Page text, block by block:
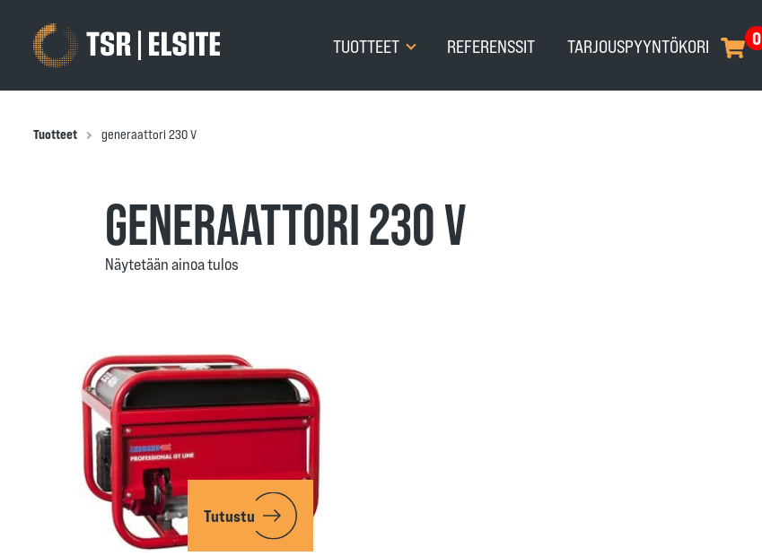
TUOTTEET REFERENSSIT 0
TARJOUSPYYNTÖKORI
Tuotteet generaattori 230 V
GENERAATTORI 230 V
Näytetään ainoa tulos
Tutustu